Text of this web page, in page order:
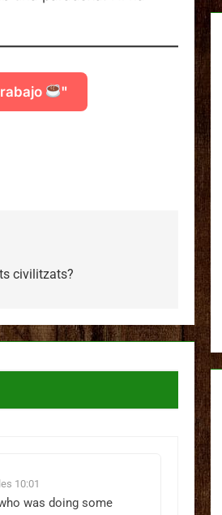
"
civilitzats?
10:01
was doing some